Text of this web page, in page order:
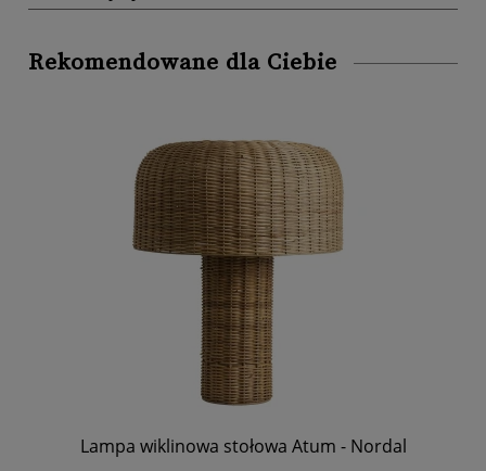
Rekomendowane dla Ciebie
Lampa wiklinowa stołowa Atum - Nordal